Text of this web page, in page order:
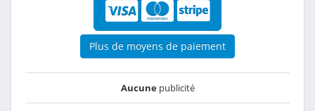
Plus de moyens de paiement
Aucunepublicité